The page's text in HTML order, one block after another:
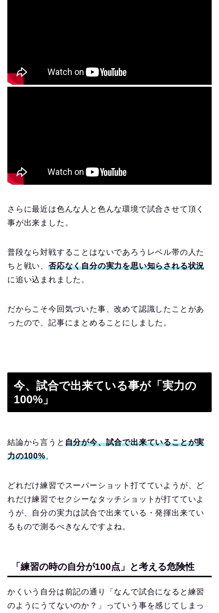
さらに最近は色んな人と色んな環境で試合させて頂く
事が出来ました。
普段なら対戦することはないであろうレベル帯の人た
ちと戦い、 否応なく自分の実力を思い知らされる状況
に追い込まれました。
だからこそ今回気づいた事、改めて認識したことがあ
ったので、記事にまとめることにしました。
今、試合で出来ている事が「実力の
100%」
結論から言うと 自分が今、試合で出来ていることが実
力の100%。
どれだけ練習でスーパーショット打てていようが、ど
れだけ練習でセクシーなタッチショットが打てていよ
うが、自分の実力は試合で出来ている・発揮出来てい
るもので測るべきなんですよね。
「練習の時の自分が100点」と考える危険性
かくいう自分は前記の通り「なんで試合になると練習
のようにうてないのか？」っていう事を感じてしまっ